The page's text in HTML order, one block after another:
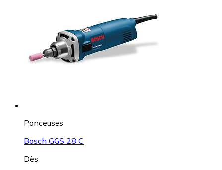
Ponceuses
Bosch GGS 28 C
Dès